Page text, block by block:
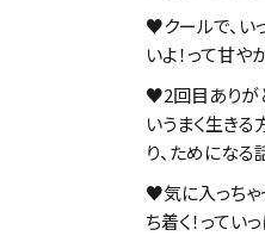
♥クールで、い
いよ！って甘や
♥2回目ありが
いうまく生き
り、ためになる
♥気に入っちゃ
ち着く！ってい